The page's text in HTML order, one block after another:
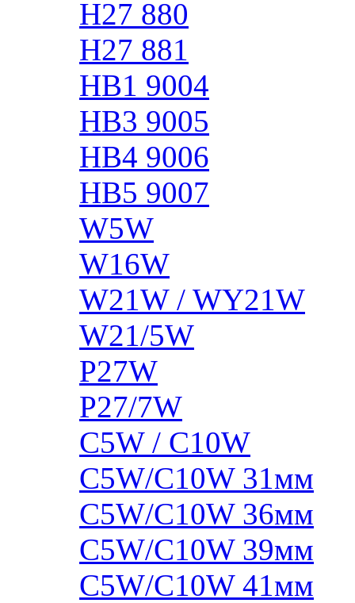
H27 880
H27 881
HB1 9004
HB3 9005
HB4 9006
HB5 9007
W5W
W16W
W21W / WY21W
W21/5W
P27W
P27/7W
C5W / C10W
C5W/C10W 31мм
C5W/C10W 36мм
C5W/C10W 39мм
C5W/C10W 41мм